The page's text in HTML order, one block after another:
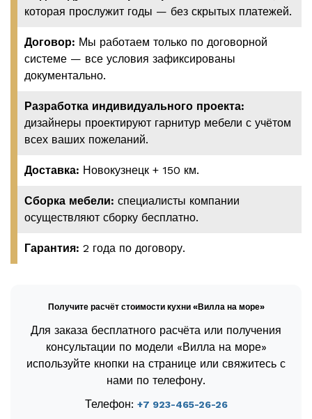
которая прослужит годы — без скрытых платежей.
Договор: Мы работаем только по договорной
системе — все условия зафиксированы
документально.
Разработка индивидуального проекта:
дизайнеры проектируют гарнитур мебели с учётом
всех ваших пожеланий.
Доставка: Новокузнецк + 150 км.
Сборка мебели: специалисты компании
осуществляют сборку бесплатно.
Гарантия: 2 года по договору.
Получите расчёт стоимости кухни «Вилла на море»
Для заказа бесплатного расчёта или получения
консультации по модели «Вилла на море»
используйте кнопки на странице или свяжитесь с
нами по телефону.
Телефон: +7 923-465-26-26